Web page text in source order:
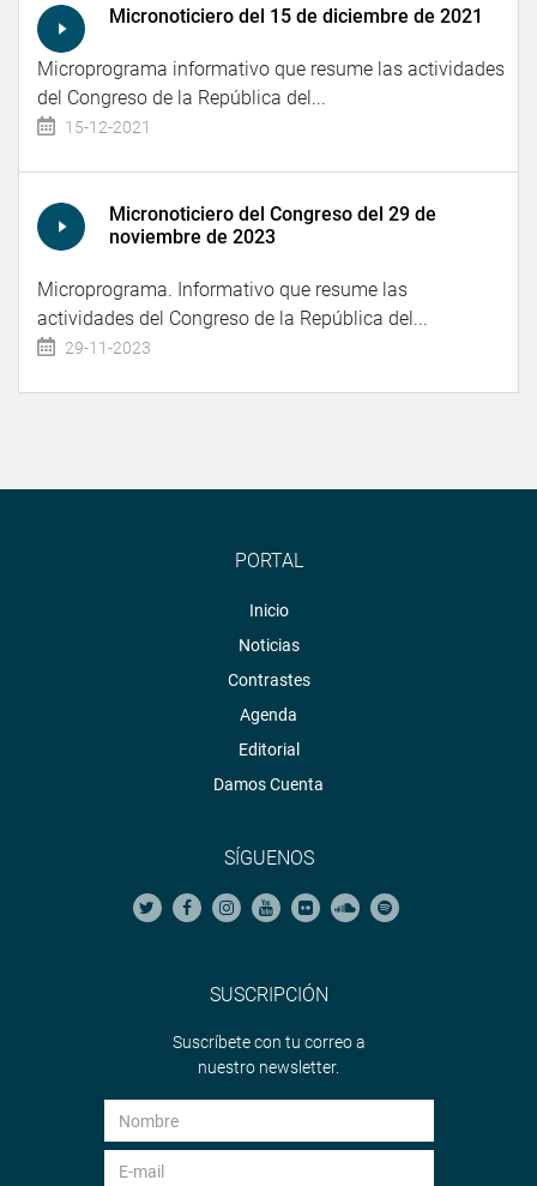
Micronoticiero del 15 de diciembre de 2021
Microprograma informativo que resume las actividades
del Congreso de la República del...
15-12-2021
Micronoticiero del Congreso del 29 de
noviembre de 2023
Microprograma. Informativo que resume las
actividades del Congreso de la República del...
29-11-2023
PORTAL
Inicio
Noticias
Contrastes
Agenda
Editorial
Damos Cuenta
SÍGUENOS
SUSCRIPCIÓN
Suscríbete con tu correo a
nuestro newsletter.